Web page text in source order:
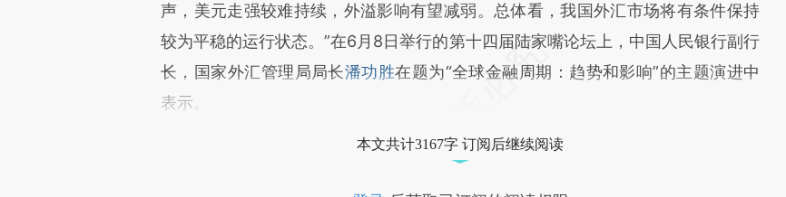
声，美元走强较难持续，外溢影响有望减弱。总体看，我国外汇市场将有条件保持
较为平稳的运行状态。”在6月8日举行的第十四届陆家嘴论坛上，中国人民银行副行
长，国家外汇管理局局长潘功胜在题为“全球金融周期：趋势和影响”的主题演进中
表示。
本文共计3167字 订阅后继续阅读